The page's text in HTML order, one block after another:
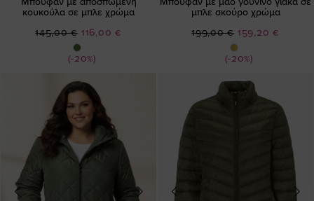
κουκούλα σε μπλε χρώμα
(-20%)
Ειδική
116,00 €
145,00 €
μπλε σκούρο χρώμα
(-20%)
Ειδική
Τιμή
159,20 €
199,00 €